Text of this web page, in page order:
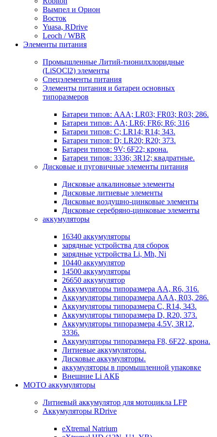
Вымпел и Орион
Восток
Yuasa, RDrive
Leoch / WBR
Элементы питания
Промышленные Литий-тионилхлоридные
(LiSOCl2) элементы
Спецэлементы питания
Элементы питания и батареи основных
типоразмеров
Батареи типов: AAA; LR03; FR03; R03; 286.
Батареи типов: AA; LR6; FR6; R6; 316
Батареи типов: C; LR14; R14; 343.
Батареи типов: D; LR20; R20; 373.
Батареи типов: 9V; 6F22; крона.
Батареи типов: 3336; 3R12; квадратные.
Дисковые и пуговичные элементы питания
Дисковые алкалиновые элементы
Дисковые литиевые элементы
Дисковые воздушно-цинковые элементы
Дисковые серебряно-цинковые элементы
аккумуляторы
16340 аккумуляторы
зарядные устройства для сборок
зарядные устройства Li, Mh, Ni
10440 аккумулятор
14500 аккумуляторы
26650 аккумулятор
Аккумуляторы типоразмера АА, R6, 316.
Аккумуляторы типоразмера ААА, R03, 286.
Аккумуляторы типоразмера С, R14, 343.
Аккумуляторы типоразмера D, R20, 373.
Аккумуляторы типоразмера 4.5V, 3R12,
3336.
Аккумуляторы типоразмера F8, 6F22, крона.
Литиевые аккумуляторы.
Дисковые аккумуляторы.
аккумуляторы в промышленной упаковке
Внешние Li АКБ
МОТО аккумуляторы
Литиевый аккумулятор для мотоцикла LFP
Аккумуляторы RDrive
eXtremal Natrium